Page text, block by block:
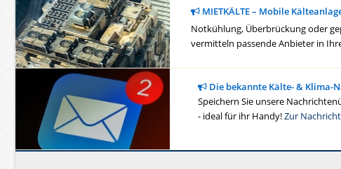
MIETKÄLTE – Mobile
Notkühlung, Überbrückung oder
vermitteln passende Anbieter in
Die bekannte Kälte- & Klima-
Speichern Sie unsere
- ideal für ihr Handy!Zur